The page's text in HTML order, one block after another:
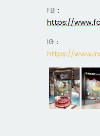
FB ：
https://
IG ：
https://